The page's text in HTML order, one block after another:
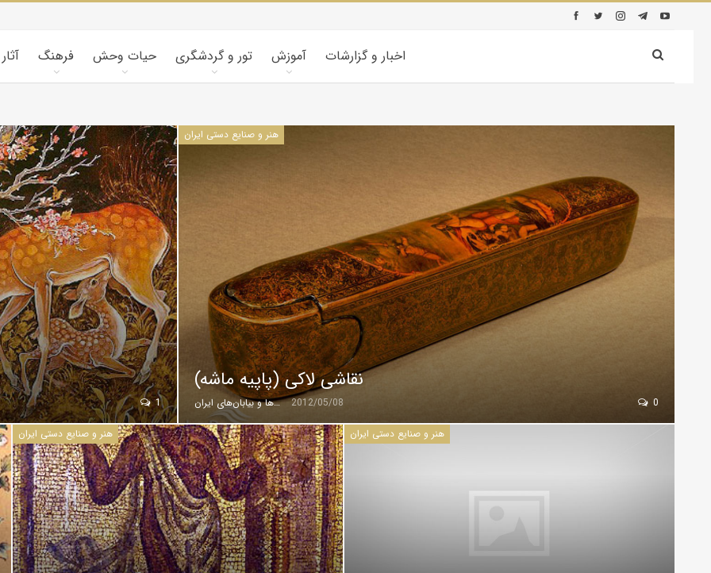
فرهنگ حیات وحش تور و گردشگری آموزش اخبار و گزارشات
1
هنر و صنایع دستی ایران
نقاشی لاکی (پاپیه ماشه)
گروه کویرها و بیابان‌های ایران 2012/05/08 0
هنر و صنایع دستی ایران هنر و صنایع دستی ایران